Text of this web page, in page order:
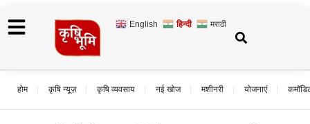
English हिन्दी मराठी
होम कृषि न्यूज़ कृषि व्यवसाय नई खोज मशीनरी योजनाएं